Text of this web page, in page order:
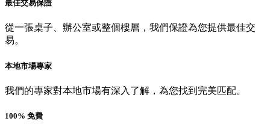
最佳交易保證
從一張桌子、辦公室或整個樓層，我們保證為您提供最佳交
易。
本地市場專家
我們的專家對本地市場有深入了解，為您找到完美匹配。
100% 免費